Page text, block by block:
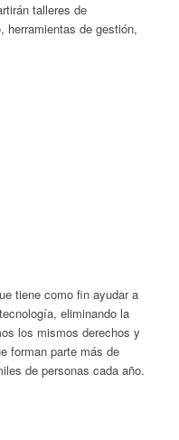
talleres de
herramientas de gestión,
tiene como fin ayudar a
eliminando la
los mismos derechos y
forman parte más de
de personas cada año.